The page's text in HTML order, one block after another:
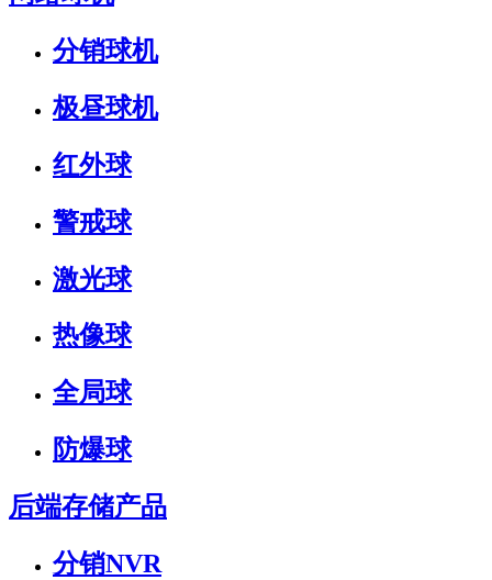
分销球机
极昼球机
红外球
警戒球
激光球
热像球
全局球
防爆球
后端存储产品
分销NVR